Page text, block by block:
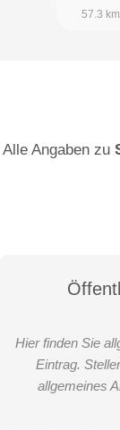
57.3 km
Alle Angaben zu
Hier finden Sie
Eintrag.
allgemeines